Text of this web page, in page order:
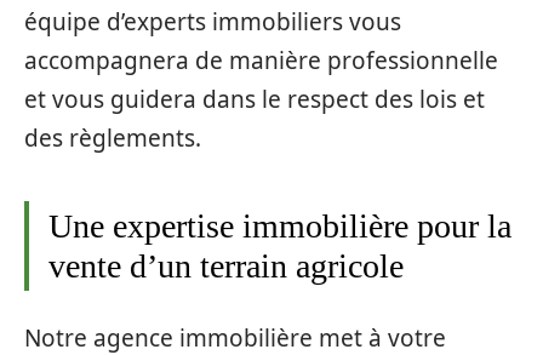
équipe d’experts immobiliers vous
accompagnera de manière professionnelle
et vous guidera dans le respect des lois et
des règlements.
Une expertise immobilière pour la
vente d’un terrain agricole
Notre agence immobilière met à votre